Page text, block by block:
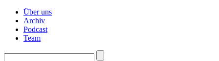
Über uns
Archiv
Podcast
Team